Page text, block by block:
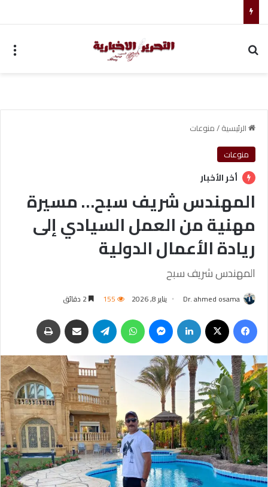
الرئيسية/منوعات
منوعات
أخر الأخبار
المهندس شريف سبح… مسيرة
مهنية من العمل السيادي إلى
ريادة الأعمال الدولية
المهندس شريف سبح
Dr. ahmed osama يناير 8, 2026 155